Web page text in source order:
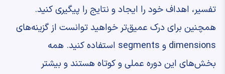
تفسیر، اهداف خود را ایجاد و نتایج را پیگیری کنید.
همچنین برای درک عمیق‌تر خواهید توانست از گزینه‌های
dimensions و segments استفاده کنید. همه
بخش‌های این دوره عملی و کوتاه هستند و بیشتر